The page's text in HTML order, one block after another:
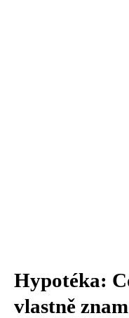
Hypotéka:
vlastně